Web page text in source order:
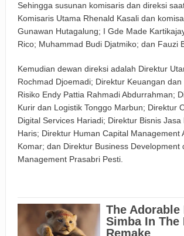
Sehingga susunan komisaris dan direksi
Komisaris Utama Rhenald Kasali dan
Gunawan Hutagalung; I Gde Made
Rico; Muhammad Budi Djatmiko; dan Fauzi
Kemudian dewan direksi adalah Direktur
Rochmad Djoemadi; Direktur Keuangan dan
Risiko Endy Pattia Rahmadi Abdurrahman;
Kurir dan Logistik Tonggo Marbun; Direktur
Digital Services Hariadi; Direktur Bisnis Jasa
Haris; Direktur Human Capital Management
Komar; dan Direktur Business Development
Management Prasabri Pesti.